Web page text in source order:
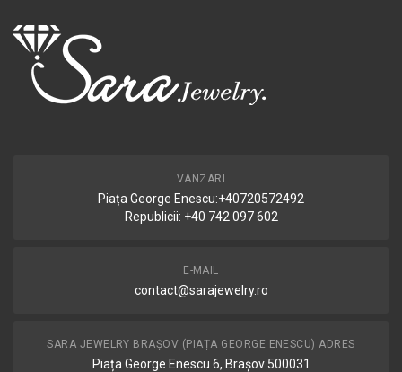
VANZARI
Piața George Enescu:+40720572492
Republicii: +40 742 097 602
E-MAIL
contact@sarajewelry.ro
SARA JEWELRY BRAȘOV (PIAȚA GEORGE ENESCU) ADRES
Piața George Enescu 6, Brașov 500031